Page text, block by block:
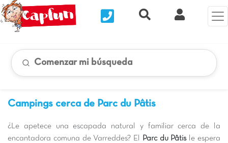
Nous contacterRecherche rapide
Mi
Comenzar mi búsqueda
Campings cerca de Parc du Pâtis
¿Le apetece una escapada natural y familiar cerca de la
encantadora comuna de Varreddes? El
Parc du Pâtisle espera